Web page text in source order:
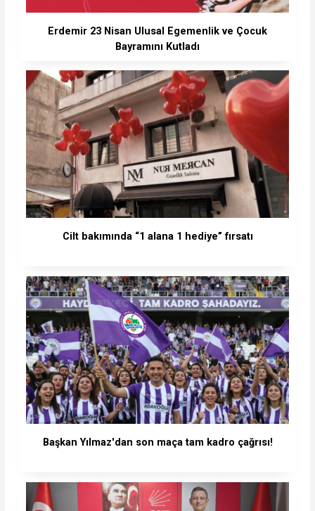
Erdemir 23 Nisan Ulusal Egemenlik ve Çocuk
Bayramını Kutladı
Cilt bakımında “1 alana 1 hediye” fırsatı
Başkan Yılmaz'dan son maça tam kadro çağrısı!